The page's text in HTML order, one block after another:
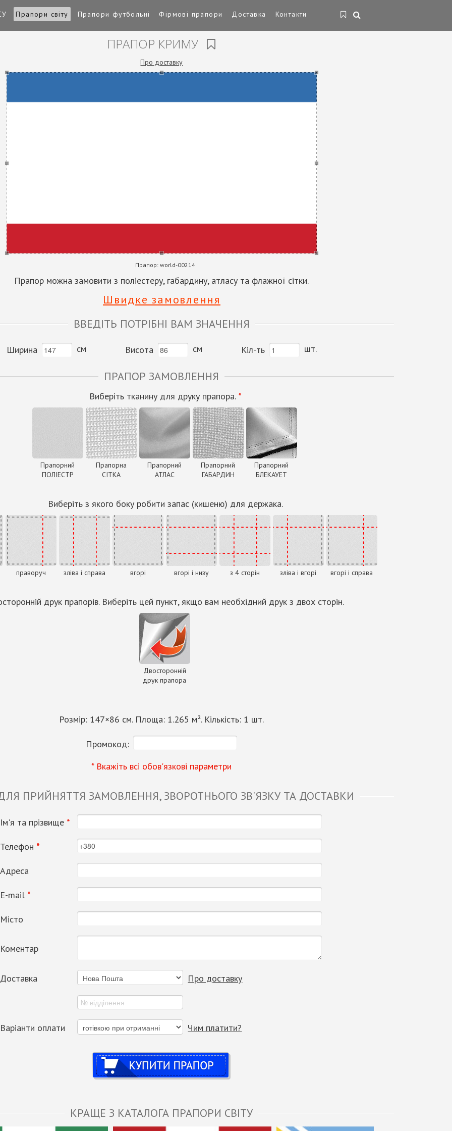
Прапори світу Прапори футбольні Фірмові прапори Доставка Контакти
ПРАПОР КРИМУ
Про доставку
Прапор: world-00214
Прапор можна замовити з поліестеру, габардину, атласу та флажної сітки.
Швидке замовлення
ВВЕДІТЬ ПОТРІБНІ ВАМ ЗНАЧЕННЯ
Ширина см Висота см Кіл-ть шт.
ПРАПОР ЗАМОВЛЕННЯ
Виберіть тканину для друку прапора. *
Прапорний
ПОЛІЕСТР
Прапорна
СІТКА
Прапорний
АТЛАС
Прапорний
ГАБАРДИН
Прапорний
БЛЕКАУЕТ
Виберіть з якого боку робити запас (кишеню) для держака.
праворуч зліва і справа вгорі вгорі і низу з 4 сторін зліва і вгорі вгорі і справа
друк прапорів. Виберіть цей пункт, якщо вам необхідний друк з двох сторін.
Двосторонній
друк прапора
Розмір: 147×86 см. Площа: 1.265 м². Кількість: 1 шт.
Промокод:
* Вкажіть всі обов'язкові параметри
ПРИЙНЯТТЯ ЗАМОВЛЕННЯ, ЗВОРОТНЬОГО ЗВ'ЯЗКУ ТА ДОСТАВКИ
Ім'я та прізвище *
Телефон *
Адреса
Е-mail *
Місто
Коментар
Доставка Про доставку
Варіанти оплати Чим платити?
Купити
КРАЩЕ З КАТАЛОГА ПРАПОРИ СВІТУ